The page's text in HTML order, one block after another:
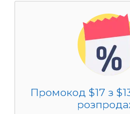
Промокод $17 з